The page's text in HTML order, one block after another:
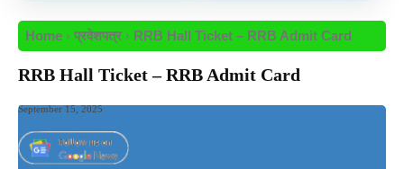
Home प्रवेशपत्र RRB Hall Ticket – RRB Admit Card
RRB Hall Ticket – RRB Admit Card
September 15, 2025